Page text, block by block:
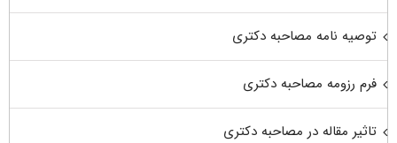
توصیه نامه مصاحبه دکتری
فرم رزومه مصاحبه دکتری
تاثیر مقاله در مصاحبه دکتری